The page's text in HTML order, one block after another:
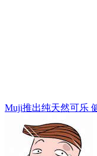
Muji推出纯天然可乐